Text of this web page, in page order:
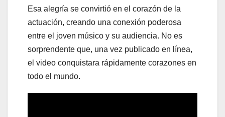
Esa alegría se convirtió en el corazón de la
actuación, creando una conexión poderosa
entre el joven músico y su audiencia. No es
sorprendente que, una vez publicado en línea,
el video conquistara rápidamente corazones en
todo el mundo.